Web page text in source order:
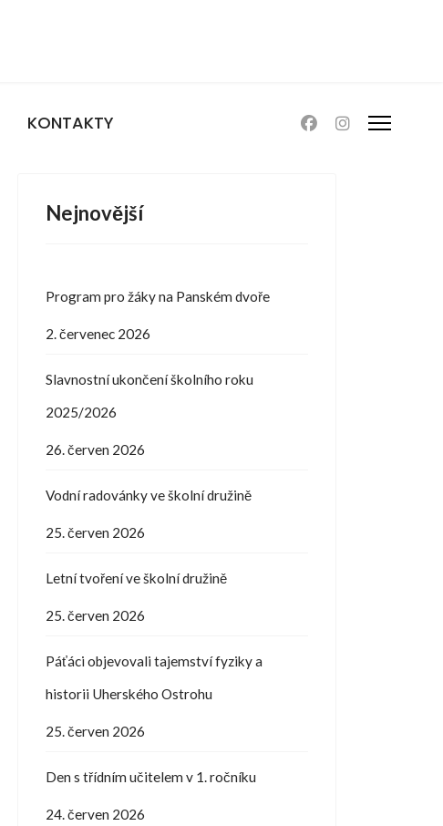
KONTAKTY
Nejnovější
Program pro žáky na Panském dvoře
2. červenec 2026
Slavnostní ukončení školního roku
2025/2026
26. červen 2026
Vodní radovánky ve školní družině
25. červen 2026
Letní tvoření ve školní družině
25. červen 2026
Páťáci objevovali tajemství fyziky a
historii Uherského Ostrohu
25. červen 2026
Den s třídním učitelem v 1. ročníku
24. červen 2026